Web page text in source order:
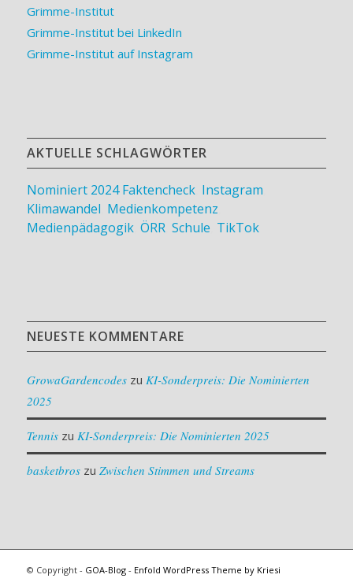
Grimme-Institut
Grimme-Institut bei LinkedIn
Grimme-Institut auf Instagram
AKTUELLE SCHLAGWÖRTER
Nominiert 2024 Faktencheck, Instagram
Klimawandel Medienkompetenz
Medienpädagogik, ÖRR, Schule TikTok
NEUESTE KOMMENTARE
GrowaGardencodeszu KI-Sonderpreis: Die Nominierten
2025
Tenniszu KI-Sonderpreis: Die Nominierten 2025
basketbroszu Zwischen Stimmen und Streams
© Copyright - GOA-Blog- Enfold WordPress Theme by Kriesi